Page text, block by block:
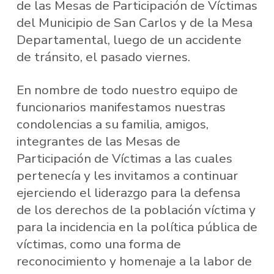
de las Mesas de Participación de Víctimas
del Municipio de San Carlos y de la Mesa
Departamental, luego de un accidente
de tránsito, el pasado viernes.
En nombre de todo nuestro equipo de
funcionarios manifestamos nuestras
condolencias a su familia, amigos,
integrantes de las Mesas de
Participación de Víctimas a las cuales
pertenecía y les invitamos a continuar
ejerciendo el liderazgo para la defensa
de los derechos de la población víctima y
para la incidencia en la política pública de
víctimas, como una forma de
reconocimiento y homenaje a la labor de